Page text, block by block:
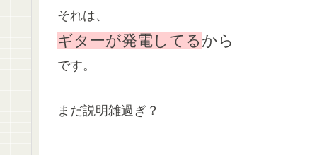
それは、
ギターが発電してる から
です。
まだ説明雑過ぎ？